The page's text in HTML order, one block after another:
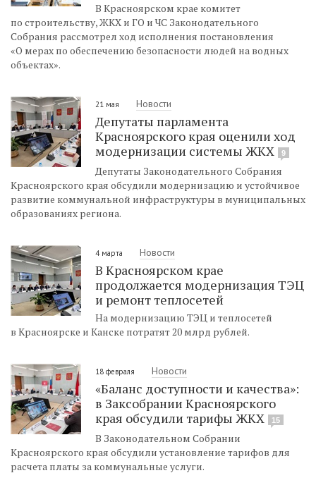
В Красноярском крае комитет
по строительству, ЖКХ и ГО и ЧС Законодательного
Собрания рассмотрел ход исполнения постановления
«О мерах по обеспечению безопасности людей на водных
объектах».
21 мая Новости
Депутаты парламента
Красноярского края оценили ход
модернизации системы ЖКХ
9
Депутаты Законодательного Собрания
Красноярского края обсудили модернизацию и устойчивое
развитие коммунальной инфраструктуры в муниципальных
образованиях региона.
4 марта Новости
В Красноярском крае
продолжается модернизация ТЭЦ
и ремонт теплосетей
На модернизацию ТЭЦ и теплосетей
в Красноярске и Канске потратят 20 млрд рублей.
18 февраля Новости
«Баланс доступности и качества»:
в Заксобрании Красноярского
края обсудили тарифы ЖКХ
15
В Законодательном Собрании
Красноярского края обсудили установление тарифов для
расчета платы за коммунальные услуги.